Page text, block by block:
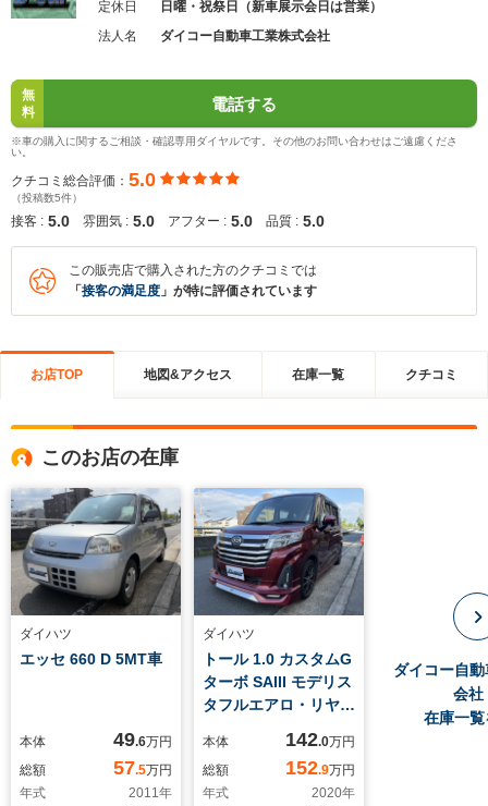
定休日
日曜・祝祭日（新車展示会日は営業）
法人名
ダイコー自動車工業株式会社
無
料
電話する
※車の購入に関するご相談・確認専用ダイヤルです。その他のお問い合わせはご遠慮くださ
い。
クチコミ総合評価： 5.0
（投稿数5件）
接客 : 5.0 雰囲気 : 5.0 アフター : 5.0 品質 : 5.0
この販売店で購入された方のクチコミでは
「 接客の満足度 」が特に評価されています
お店TOP 地図&アクセス 在庫一覧 クチコミ
このお店の在庫
ダイハツ
エッセ 660 D 5MT車
本体 49.6万円
総額
57.5万円
年式
2011年
ダイハツ
トール 1.0 カスタムG
ターボ SAIII モデリス
タフルエアロ・リヤス
トーンサウンドナビ・
TV・バックカメラ・
LEDヘッドライト・フ
本体 142.0万円
総額
152.9万円
年式
2020年
ダイコー自
会社
在庫一